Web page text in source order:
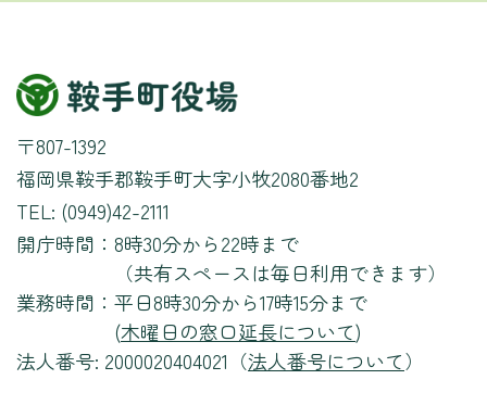
〒807-1392
福岡県鞍手郡鞍手町大字小牧2080番地2
TEL: (0949)42-2111
開庁時間： 8時30分から22時まで
（共有スペースは毎日利用できます）
業務時間： 平日8時30分から17時15分まで
(木曜日の窓口延長について)
法人番号: 2000020404021（法人番号について）